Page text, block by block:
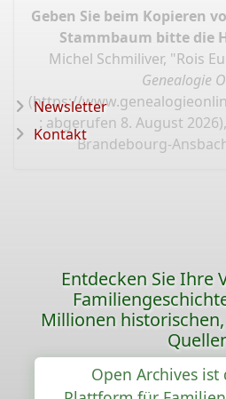
Geben Sie beim Kopieren
Stammbaum bitte die
Michel Schmiliver, "Rois
Genealogie
(https://
: abgerufen 8. August
Brandebourg-
Newsletter
Kontakt
Entdecken Sie Ihre
Millionen
Open Archives